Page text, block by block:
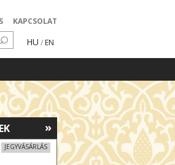
KAPCSOLAT
HU / EN
»
JEGYVÁSÁRLÁS